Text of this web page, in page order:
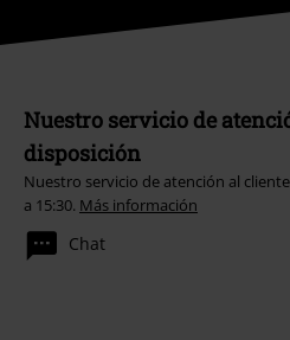
Nuestro servicio de
disposición
Nuestro servicio de atención al
a 15:30. Más información
Chat